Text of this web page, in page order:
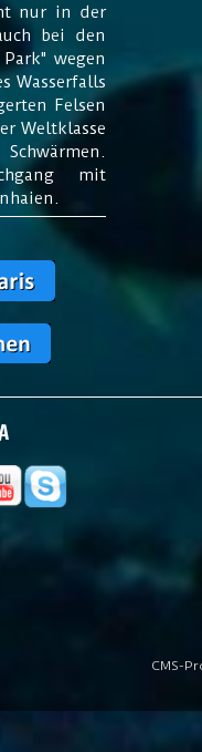
nur in der
bei den
wegen
Wasserfalls
Felsen
Weltklasse
mit
CMS-